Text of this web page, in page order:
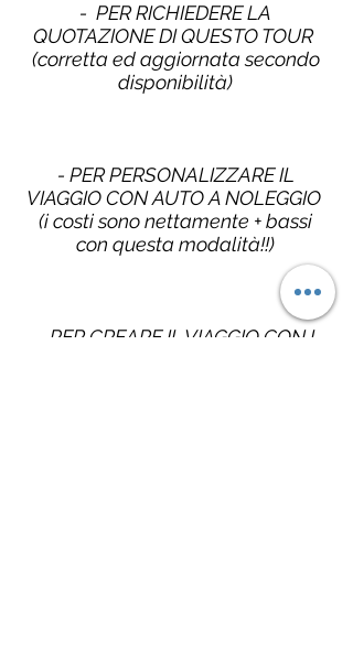
- PER RICHIEDERE LA
QUOTAZIONE DI QUESTO TOUR
(corretta ed aggiornata secondo
disponibilità)
- PER PERSONALIZZARE IL
VIAGGIO CON AUTO A NOLEGGIO
(i costi sono nettamente + bassi
con questa modalità!!)
- PER CREARE IL VIAGGIO CON I